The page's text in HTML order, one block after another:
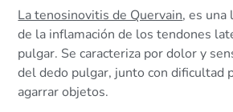
La tenosinovitis de Quervain, es
de la inflamación de los tendones
pulgar. Se caracteriza por dolor y
del dedo pulgar, junto con dificultad
agarrar objetos.